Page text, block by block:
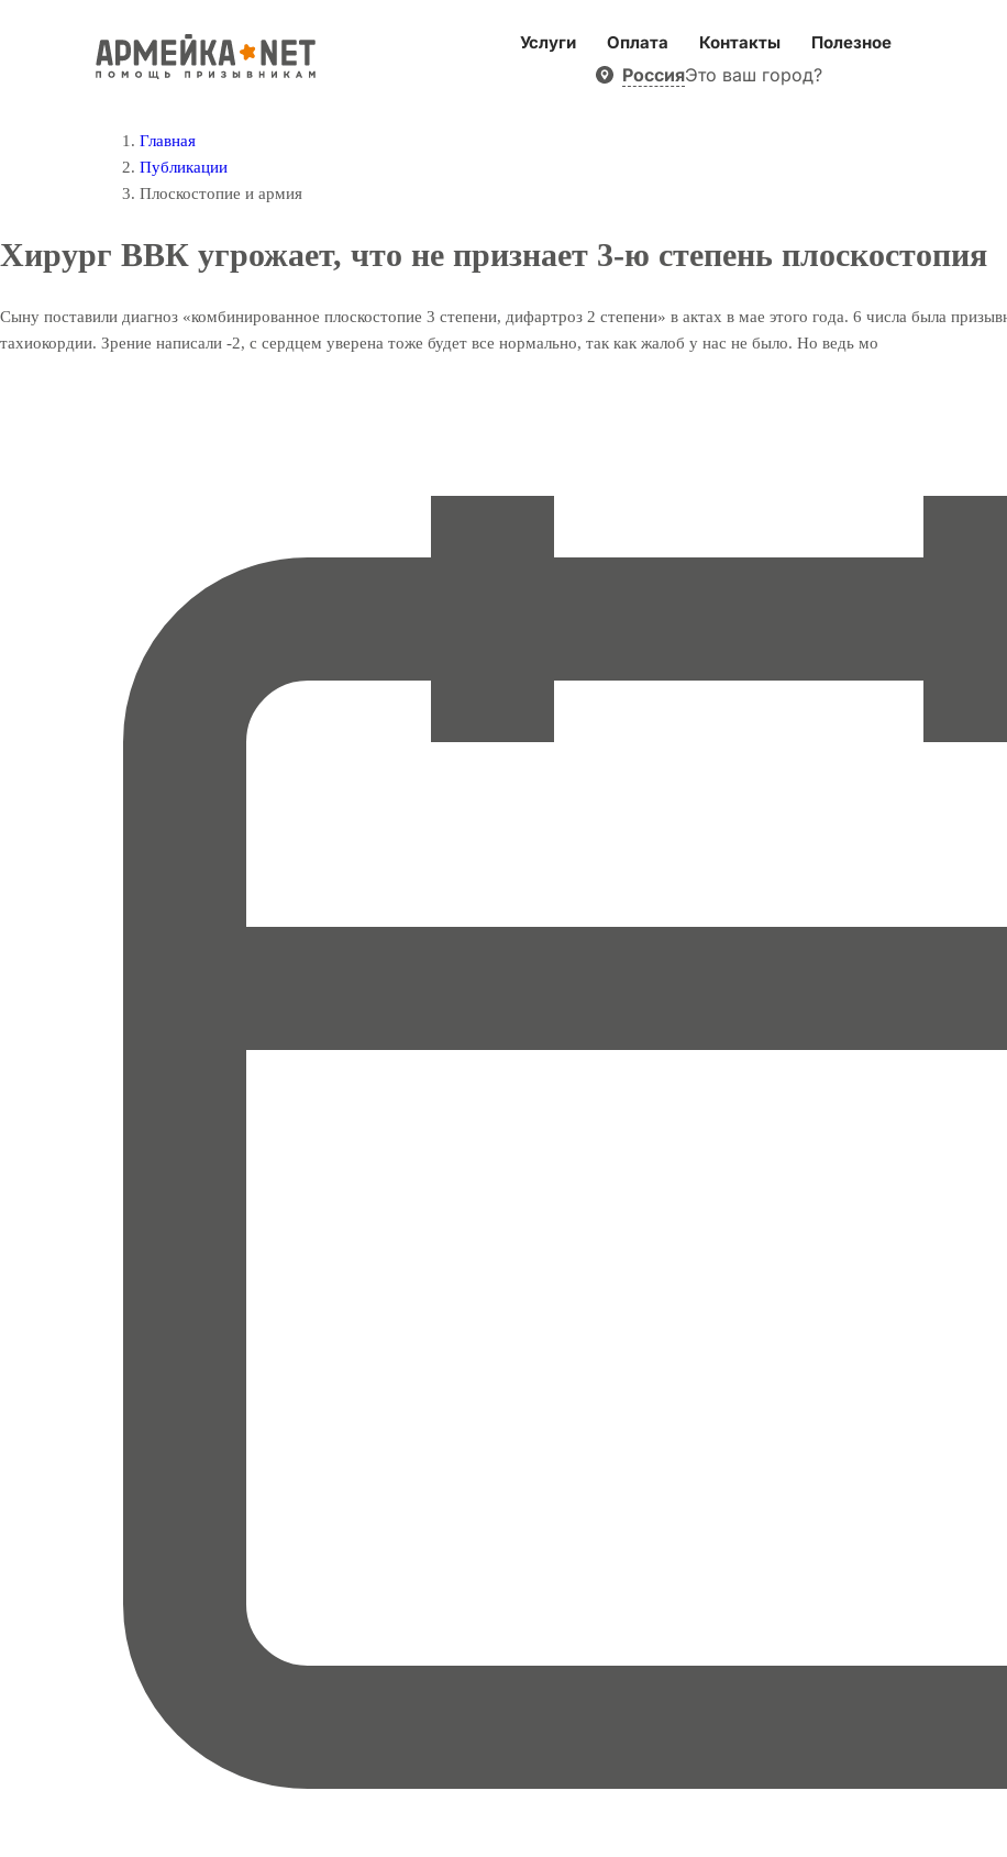
Услуги Оплата Контакты Полезное
РоссияЭто ваш город?
Главная
Публикации
Плоскостопие и армия
Хирург ВВК угрожает, что не признает 3-ю степень плоскостопия
Сыну поставили диагноз «комбинированное плоскостопие 3 степени, дифартроз 2 степени» в актах в мае этого года. 6 числа была
тахиокордии. Зрение написали -2, с сердцем уверена тоже будет все нормально, так как жалоб у нас не было. Но ведь мо